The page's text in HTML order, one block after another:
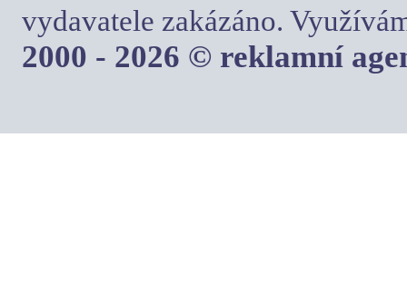
vydavatele zakázáno.
2000 - 2026 © reklamní